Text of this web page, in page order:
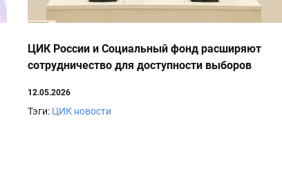
ЦИК России и Социальный фонд расширяют
сотрудничество для доступности выборов
12.05.2026
Тэги: ЦИК новости